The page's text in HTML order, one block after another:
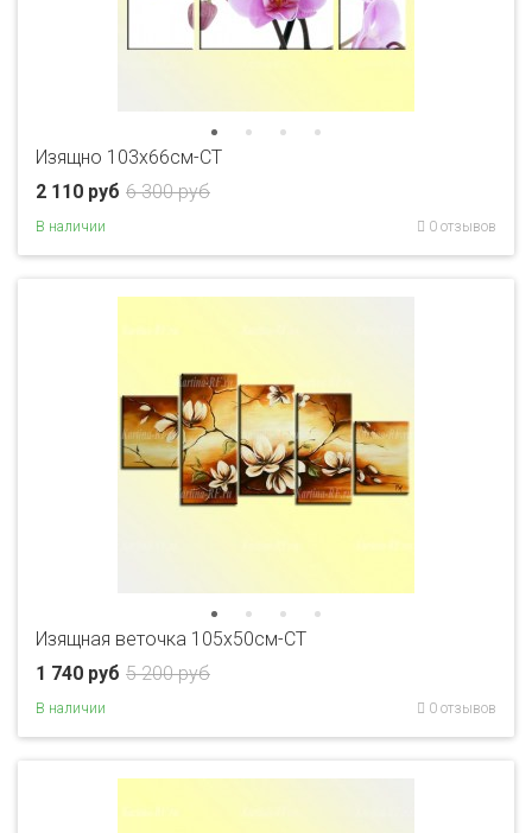
Изящно 103х66см-CT
6 300 руб
2 110 руб
В наличии 0 отзывов
Изящная веточка 105х50см-CT
5 200 руб
1 740 руб
В наличии 0 отзывов